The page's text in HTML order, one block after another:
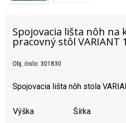
Spojovacia lišta nôh na
pracovný stôl VARIANT
Obj. čislo: 301830
Spojovacia lišta nôh stola
Výška Šírka